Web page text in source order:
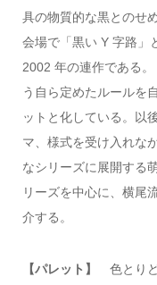
具の物質的な黒とのせ
会場で「黒い Y 字路」
2002 年の連作である
う自ら定めたルールを
ットと化している。以
マ、様式を受け入れな
なシリーズに展開する
リーズを中心に、横尾
介する。
【パレット】
色とり